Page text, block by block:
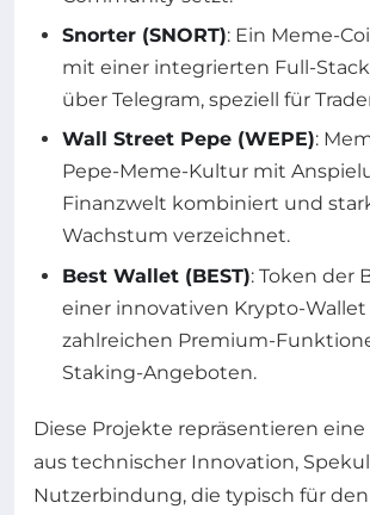
Snorter (SNORT): Ein Meme-
mit einer integrierten Full-
über Telegram, speziell für
Wall Street Pepe (WEPE):
Pepe-Meme-Kultur mit
Finanzwelt kombiniert und
Wachstum verzeichnet.
Best Wallet (BEST): Token der
einer innovativen Krypto-
zahlreichen Premium-
Staking-Angeboten.
Diese Projekte repräsentieren
aus technischer Innovation,
Nutzerbindung, die typisch für